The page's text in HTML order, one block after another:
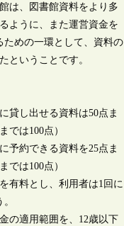
は、図書館資料をより多
ように、また運営資金を
ための一環として、資料の
ということです。
貸し出せる資料は50点ま
では100点）
予約できる資料を25点ま
では100点）
有料とし、利用者は1回に
の適用範囲を、12歳以下